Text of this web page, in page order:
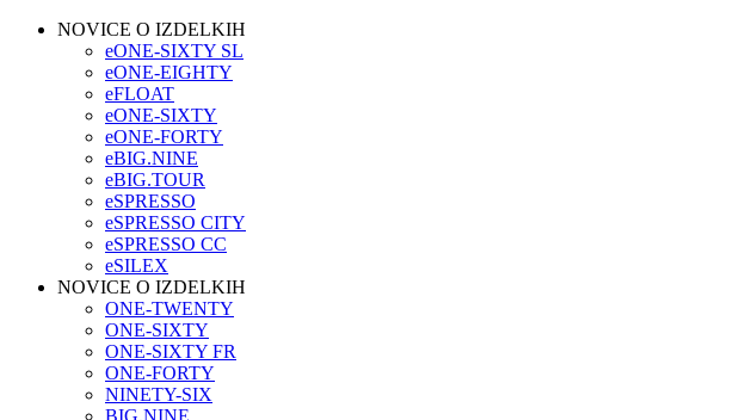
NOVICE O IZDELKIH
eONE-SIXTY SL
eONE-EIGHTY
eFLOAT
eONE-SIXTY
eONE-FORTY
eBIG.NINE
eBIG.TOUR
eSPRESSO
eSPRESSO CITY
eSPRESSO CC
eSILEX
NOVICE O IZDELKIH
ONE-TWENTY
ONE-SIXTY
ONE-SIXTY FR
ONE-FORTY
NINETY-SIX
BIG.NINE